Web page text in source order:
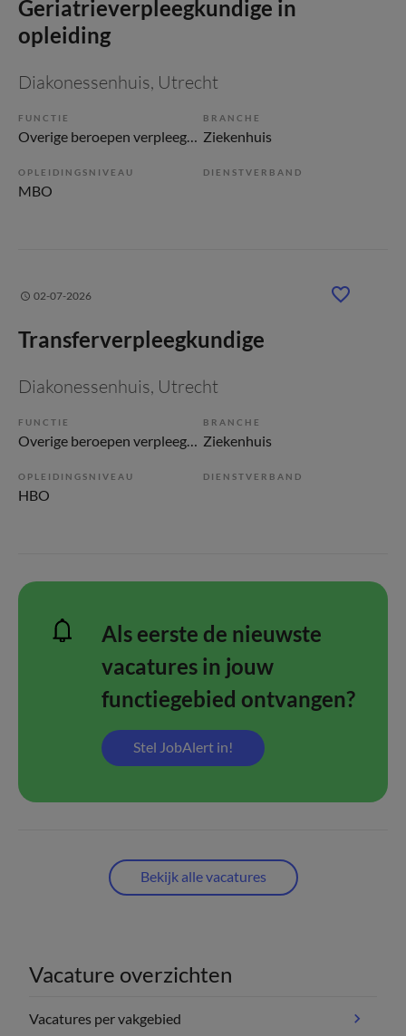
Geriatrieverpleegkundige in
opleiding
Diakonessenhuis, Utrecht
FUNCTIE
Overige beroepen verpleegkunde
BRANCHE
Ziekenhuis
OPLEIDINGSNIVEAU
MBO
DIENSTVERBAND
02-07-2026
Transferverpleegkundige
Diakonessenhuis, Utrecht
FUNCTIE
Overige beroepen verpleegkunde
BRANCHE
Ziekenhuis
OPLEIDINGSNIVEAU
HBO
DIENSTVERBAND
Als eerste de nieuwste
vacatures in jouw
functiegebied ontvangen?
Stel JobAlert in!
Bekijk alle vacatures
Vacature overzichten
Vacatures per vakgebied